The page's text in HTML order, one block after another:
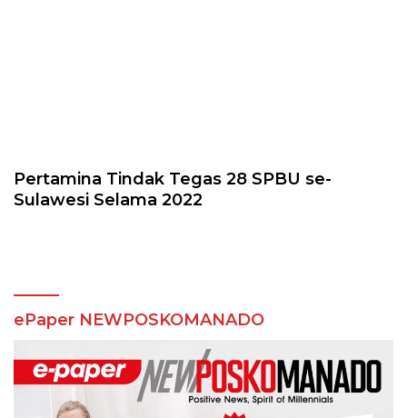
Pertamina Tindak Tegas 28 SPBU se-
Sulawesi Selama 2022
ePaper NEWPOSKOMANADO